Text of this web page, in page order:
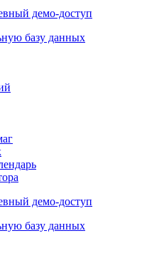
демо-доступ
базу данных
демо-доступ
базу данных